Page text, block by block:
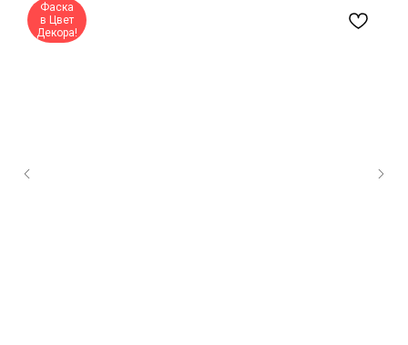
Фаска
в Цвет
Декора!